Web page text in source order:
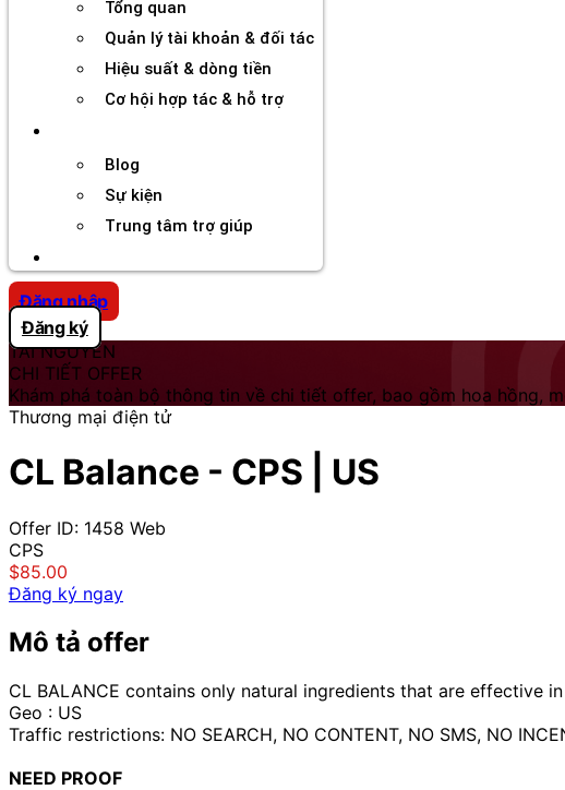
Tổng quan
Quản lý tài khoản & đối tác
Hiệu suất & dòng tiền
Cơ hội hợp tác & hỗ trợ
Blog
Sự kiện
Trung tâm trợ giúp
Đăng nhập
Đăng ký
TÀI NGUYÊN
CHI TIẾT OFFER
Khám phá toàn bộ thông tin về chi tiết offer, bao gồm hoa hồng,
Thương mại điện tử
CL Balance - CPS | US
Offer ID: 1458 Web
CPS
$85.00
Đăng ký ngay
Mô tả offer
CL BALANCE contains only natural ingredients that are effective
Geo : US
Traffic restrictions: NO SEARCH, NO CONTENT, NO SMS, NO
NEED PROOF